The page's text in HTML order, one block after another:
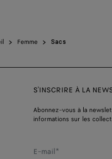
Femme Sacs
S'INSCRIRE À LA
Abonnez-vous à la
informations sur les
E-mail*